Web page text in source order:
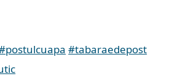
#tabaraedepost